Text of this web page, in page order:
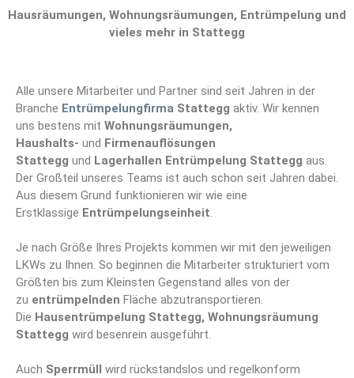
Hausräumungen, Wohnungsräumungen, Entrümpelung und
vieles mehr in Stattegg
Alle unsere Mitarbeiter und Partner sind seit Jahren in der
Branche Entrümpelungfirma Stattegg aktiv. Wir kennen
uns bestens mit Wohnungsräumungen,
Haushalts- und Firmenauflösungen
Stattegg und Lagerhallen Entrümpelung Stattegg aus.
Der Großteil unseres Teams ist auch schon seit Jahren dabei.
Aus diesem Grund funktionieren wir wie eine
Erstklassige Entrümpelungseinheit.
Je nach Größe Ihres Projekts kommen wir mit den jeweiligen
LKWs zu Ihnen. So beginnen die Mitarbeiter strukturiert vom
Größten bis zum Kleinsten Gegenstand alles von der
zu entrümpelnden Fläche abzutransportieren.
Die Hausentrümpelung Stattegg, Wohnungsräumung
Stattegg wird besenrein ausgeführt.
Auch Sperrmüll wird rückstandslos und regelkonform